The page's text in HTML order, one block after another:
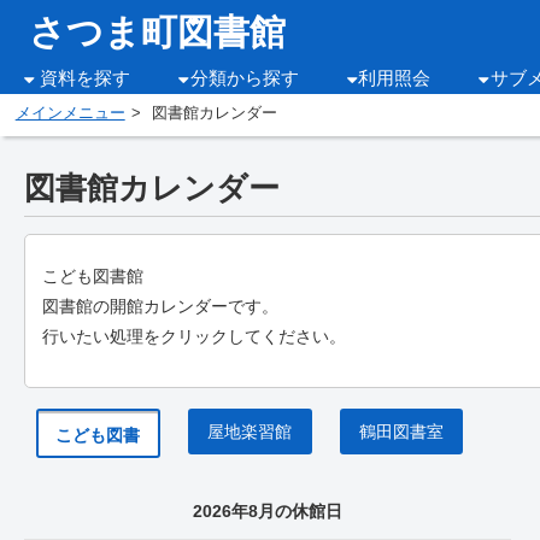
さつま町図書館
資料を探す 分類から探す 利用照会 サブ
メインメニュー 図書館カレンダー
図書館カレンダー
こども図書館
図書館の開館カレンダーです。
行いたい処理をクリックしてください。
こども図書 屋地楽習館 鶴田図書室
2026年8月の休館日